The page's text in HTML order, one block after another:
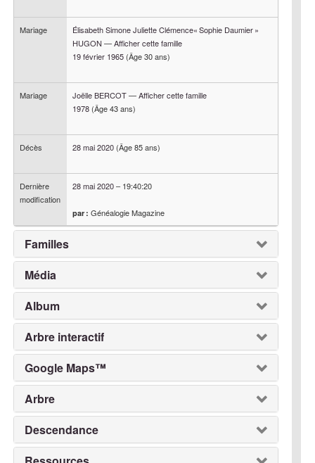
Mariage
Élisabeth Simone Juliette Clémence« Sophie Daumier »
HUGON—Afficher cette famille
19 février 1965 (Âge 30 ans)
Mariage JoëlleBERCOT—Afficher cette famille
1978 (Âge 43 ans)
Décès 28 mai 2020 (Âge 85 ans)
Dernière
modification
28 mai 2020– 19:40:20
par : Généalogie Magazine
Familles
Média
Album
Arbre interactif
Google Maps™
Arbre
Descendance